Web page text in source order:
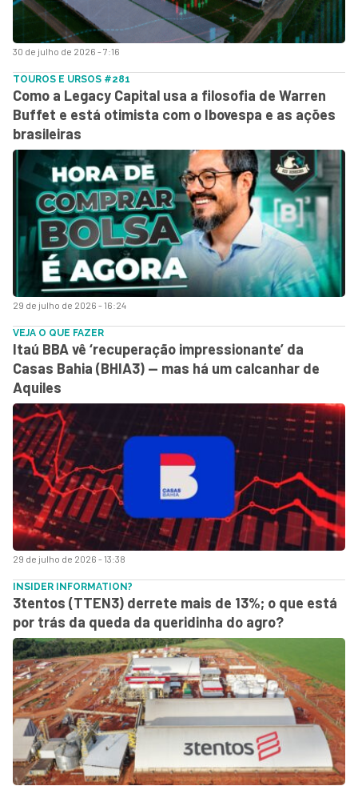
30 de julho de 2026 - 7:16
29 de julho de 2026 - 16:24
TOUROS E URSOS #281
Como a Legacy Capital usa a filosofia de Warren
Buffet e está otimista com o Ibovespa e as ações
brasileiras
29 de julho de 2026 - 13:38
VEJA O QUE FAZER
Itaú BBA vê ‘recuperação impressionante’ da
Casas Bahia (BHIA3) — mas há um calcanhar de
Aquiles
INSIDER INFORMATION?
3tentos (TTEN3) derrete mais de 13%; o que está
por trás da queda da queridinha do agro?